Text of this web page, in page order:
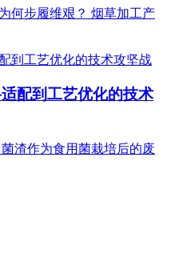
何步履维艰？ 烟草加工产
配到工艺优化的技术
渣作为食用菌栽培后的废